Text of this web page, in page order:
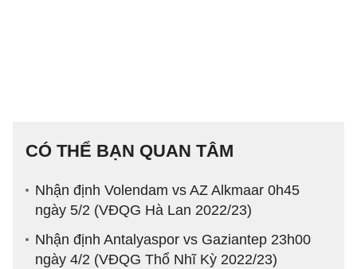
CÓ THỂ BẠN QUAN TÂM
Nhận định Volendam vs AZ Alkmaar 0h45
ngày 5/2 (VĐQG Hà Lan 2022/23)
Nhận định Antalyaspor vs Gaziantep 23h00
ngày 4/2 (VĐQG Thổ Nhĩ Kỳ 2022/23)